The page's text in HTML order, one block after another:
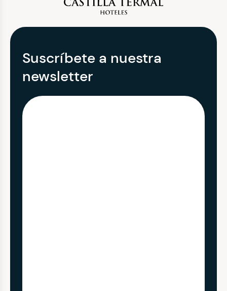
Suscríbete a nuestra
newsletter